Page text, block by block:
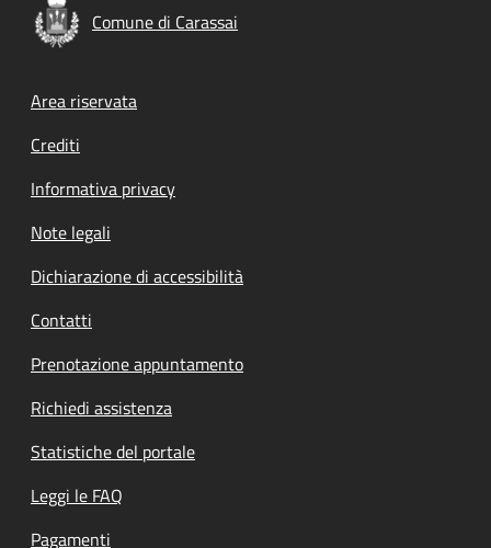
Comune di Carassai
Footer menu
Area riservata
Crediti
Informativa privacy
Note legali
Dichiarazione di accessibilità
Contatti
Prenotazione appuntamento
Richiedi assistenza
Statistiche del portale
Leggi le FAQ
Pagamenti